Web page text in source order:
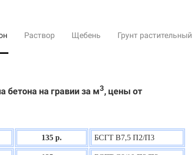
Раствор Щебень Грунт растительный
бетона на гравии за м3, цены от
135 р. БСГТ В7,5 П2/П3